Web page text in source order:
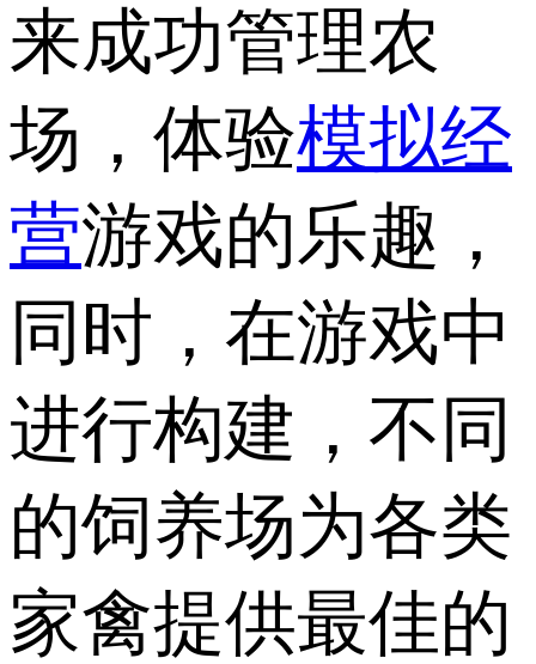
来成功管理农
场，体验模拟经
营游戏的乐趣，
同时，在游戏中
进行构建，不同
的饲养场为各类
家禽提供最佳的